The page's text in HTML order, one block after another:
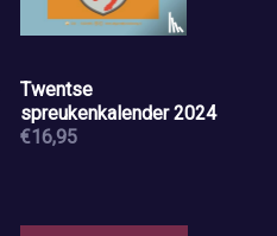
Twentse
spreukenkalender 2024
€16,95